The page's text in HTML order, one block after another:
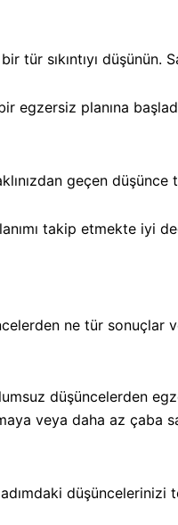
bir tür sıkıntıyı
egzersiz planına
geçen
takip etmekte iyi
ne tür sonuçlar
düşüncelerden
veya daha az çaba
düşüncelerinizi